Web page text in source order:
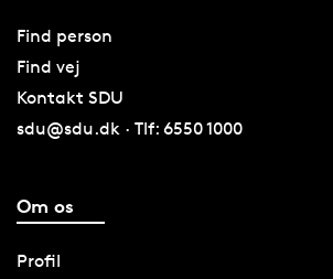
Find person
Find vej
Kontakt SDU
sdu@sdu.dk · Tlf: 6550 1000
Om os
Profil